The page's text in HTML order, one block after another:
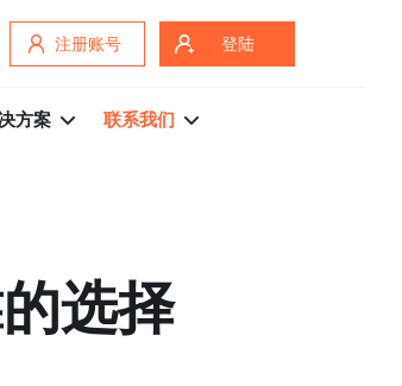
注册账号 登陆
方案 联系我们
选择